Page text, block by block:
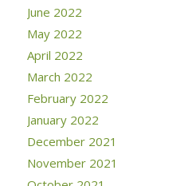
June 2022
May 2022
April 2022
March 2022
February 2022
January 2022
December 2021
November 2021